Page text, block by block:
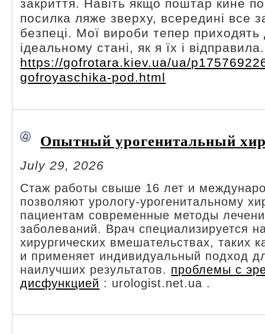
закриття. Навіть якщо поштар кине
посилка ляже зверху, всередині все
безпеці. Мої вироби тепер приходять
ідеальному стані, як я їх і відправила.
https://gofrotara.kiev.ua/ua/
gofroyaschika-pod.html
Опытный урогенитальный
July 29, 2026
Стаж работы свыше 16 лет и
позволяют урологу-урогенитальному
пациентам современные методы
заболеваний. Врач специализируется
хирургических вмешательствах, таких
и применяет индивидуальный подход
наилучших результатов. проблемы с
дисфункцией : urologist.net.ua .